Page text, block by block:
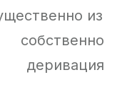
из
собственно
деривация